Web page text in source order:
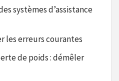
systèmes d’assistance
les erreurs courantes
de poids : démêler